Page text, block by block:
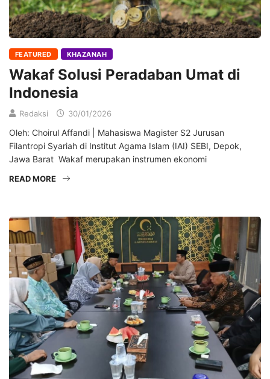
FEATURED KHAZANAH
Wakaf Solusi Peradaban Umat di
Indonesia
Redaksi 30/01/2026
Oleh: Choirul Affandi | Mahasiswa Magister S2 Jurusan
Filantropi Syariah di Institut Agama Islam (IAI) SEBI, Depok,
Jawa Barat Wakaf merupakan instrumen ekonomi
READ MORE